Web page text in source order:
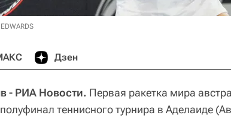
Дзен
- РИА Новости. Первая ракетка мира
теннисного турнира в Аделаиде